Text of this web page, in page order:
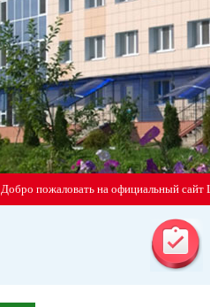
Добро пожаловать на официальный сайт